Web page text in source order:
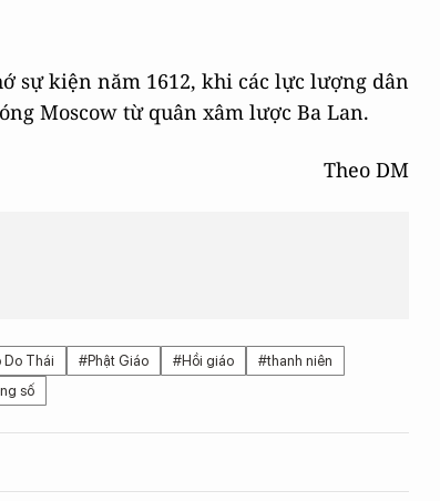
sự kiện năm 1612, khi các lực lượng dân
Moscow từ quân xâm lược Ba Lan.
Theo DM
Thái #Phật Giáo #Hồi giáo
#thanh niên
số